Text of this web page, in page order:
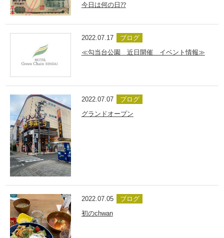
今日は何の日⁇
2022.07.17
ブログ
≪勾当台公園 近日開催 イベント情報≫
2022.07.07
ブログ
グランドオープン
2022.07.05
ブログ
初のchwan